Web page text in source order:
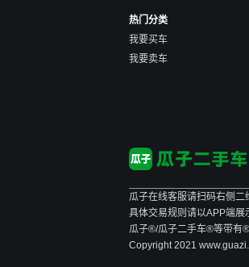
热门分类
我要买车
我要卖车
瓜子在线客服请扫码右侧
具体交易规则请以APP端展
瓜子®/瓜子二手车®等带有®
Copyright 2021